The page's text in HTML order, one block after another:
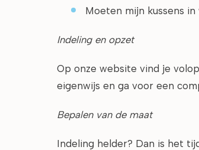
Moeten mijn kussens
Indeling en opzet
Op onze website vind je volop
eigenwijs en ga voor een
Bepalen van de maat
Indeling helder? Dan is het